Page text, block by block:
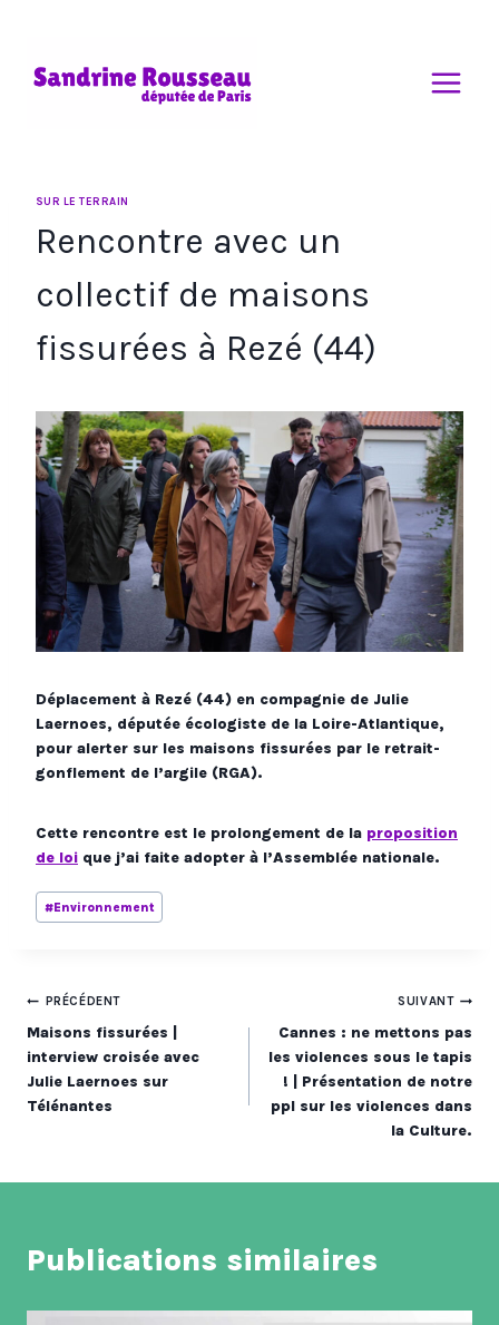
SUR LE TERRAIN
Rencontre avec un
collectif de maisons
fissurées à Rezé (44)
Déplacement à Rezé (44) en compagnie de Julie
Laernoes, députée écologiste de la Loire-Atlantique,
pour alerter sur les maisons fissurées par le retrait-
gonflement de l’argile (RGA).
Cette rencontre est le prolongement de la proposition
de loi que j’ai faite adopter à l’Assemblée nationale.
Étiquettes
de
#Environnement
Navigation
de
l’article
PRÉCÉDENT
Maisons fissurées |
interview croisée avec
Julie Laernoes sur
Télénantes
SUIVANT
Cannes : ne mettons pas
les violences sous le tapis
! | Présentation de notre
ppl sur les violences dans
la Culture.
Publications similaires